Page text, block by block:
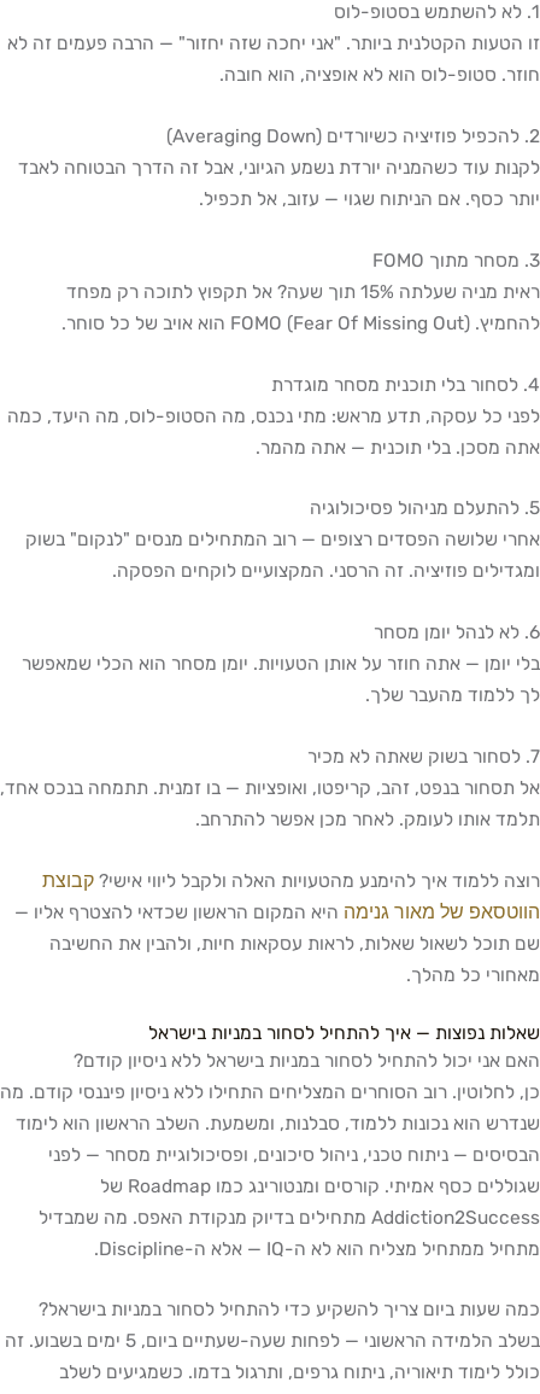
1. לא להשתמש בסטופ-לוס
זו הטעות הקטלנית ביותר. "אני יחכה שזה יחזור" — הרבה פעמים זה לא
חוזר. סטופ-לוס הוא לא אופציה, הוא חובה.
2. להכפיל פוזיציה כשיורדים (Averaging Down)
לקנות עוד כשהמניה יורדת נשמע הגיוני, אבל זה הדרך הבטוחה לאבד
יותר כסף. אם הניתוח שגוי — עזוב, אל תכפיל.
3. מסחר מתוך FOMO
ראית מניה שעלתה 15% תוך שעה? אל תקפוץ לתוכה רק מפחד
להחמיץ. FOMO (Fear Of Missing Out) הוא אויב של כל סוחר.
4. לסחור בלי תוכנית מסחר מוגדרת
לפני כל עסקה, תדע מראש: מתי נכנס, מה הסטופ-לוס, מה היעד, כמה
אתה מסכן. בלי תוכנית — אתה מהמר.
5. להתעלם מניהול פסיכולוגיה
אחרי שלושה הפסדים רצופים — רוב המתחילים מנסים "לנקום" בשוק
ומגדילים פוזיציה. זה הרסני. המקצועיים לוקחים הפסקה.
6. לא לנהל יומן מסחר
בלי יומן — אתה חוזר על אותן הטעויות. יומן מסחר הוא הכלי שמאפשר
לך ללמוד מהעבר שלך.
7. לסחור בשוק שאתה לא מכיר
אל תסחור בנפט, זהב, קריפטו, ואופציות — בו זמנית. תתמחה בנכס אחד,
תלמד אותו לעומק. לאחר מכן אפשר להתרחב.
רוצה ללמוד איך להימנע מהטעויות האלה ולקבל ליווי אישי? קבוצת
הווטסאפ של מאור גנימה היא המקום הראשון שכדאי להצטרף אליו —
שם תוכל לשאול שאלות, לראות עסקאות חיות, ולהבין את החשיבה
מאחורי כל מהלך.
שאלות נפוצות — איך להתחיל לסחור במניות בישראל
האם אני יכול להתחיל לסחור במניות בישראל ללא ניסיון קודם?
כן, לחלוטין. רוב הסוחרים המצליחים התחילו ללא ניסיון פיננסי קודם. מה
שנדרש הוא נכונות ללמוד, סבלנות, ומשמעת. השלב הראשון הוא לימוד
הבסיסים — ניתוח טכני, ניהול סיכונים, ופסיכולוגיית מסחר — לפני
שגוללים כסף אמיתי. קורסים ומנטורינג כמו Roadmap של
Addiction2Success מתחילים בדיוק מנקודת האפס. מה שמבדיל
מתחיל ממתחיל מצליח הוא לא ה-IQ — אלא ה-Discipline.
כמה שעות ביום צריך להשקיע כדי להתחיל לסחור במניות בישראל?
בשלב הלמידה הראשוני — לפחות שעה-שעתיים ביום, 5 ימים בשבוע. זה
כולל לימוד תיאוריה, ניתוח גרפים, ותרגול בדמו. כשמגיעים לשלב